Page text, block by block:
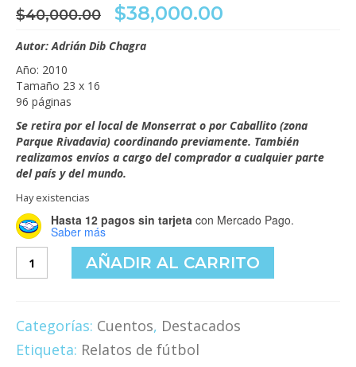
$40,000.00 El
precio
original
era:
$38,000.00
Autor: Adrián Dib Chagra
Año: 2010
Tamaño 23 x 16
96 páginas
Se retira por el local de Monserrat o por Caballito (zona
Parque Rivadavia) coordinando previamente. También
realizamos envíos a cargo del comprador a cualquier parte
del país y del mundo.
Hay existencias
Hasta 12 pagos sin tarjeta con Mercado Pago.
Saber más
Mano
y
otros
relatos
AÑADIR AL CARRITO
Categorías: Cuentos, Destacados
Etiqueta: Relatos de fútbol